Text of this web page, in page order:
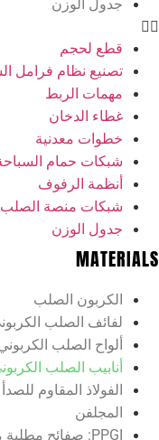
نظام فرامل الشاحنات
الربط
معدنية
حمام السباحة
الرفوف
منصة الصلب
الصلب
الكربوني
الكربوني
الصلب الكربوني
المقاوم للصدأ